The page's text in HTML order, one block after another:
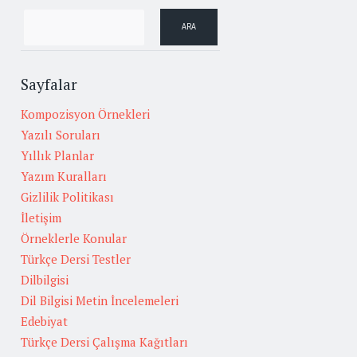
Sayfalar
Kompozisyon Örnekleri
Yazılı Soruları
Yıllık Planlar
Yazım Kuralları
Gizlilik Politikası
İletişim
Örneklerle Konular
Türkçe Dersi Testler
Dilbilgisi
Dil Bilgisi Metin İncelemeleri
Edebiyat
Türkçe Dersi Çalışma Kağıtları